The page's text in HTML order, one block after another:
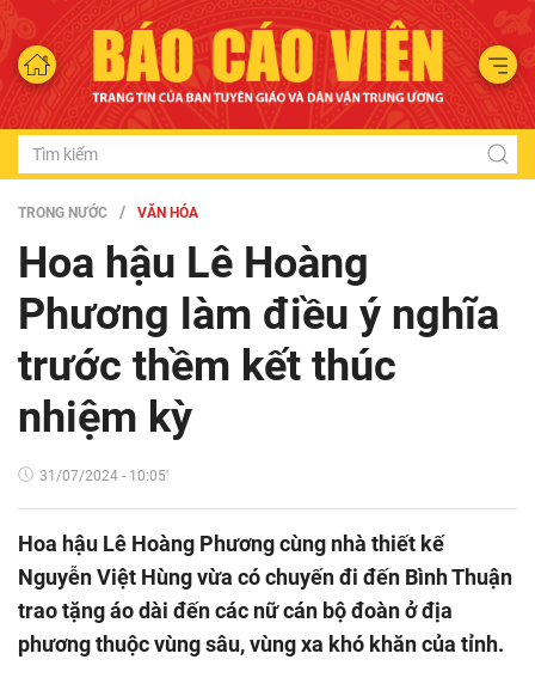
TRONG NƯỚC VĂN HÓA
Hoa hậu Lê Hoàng
Phương làm điều ý nghĩa
trước thềm kết thúc
nhiệm kỳ
31/07/2024 - 10:05'
Hoa hậu Lê Hoàng Phương cùng nhà thiết kế
Nguyễn Việt Hùng vừa có chuyến đi đến Bình Thuận
trao tặng áo dài đến các nữ cán bộ đoàn ở địa
phương thuộc vùng sâu, vùng xa khó khăn của tỉnh.